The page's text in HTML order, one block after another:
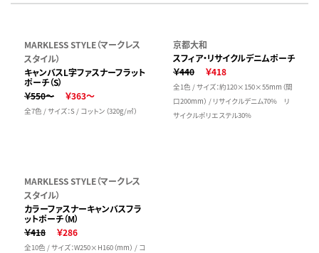
MARKLESS STYLE（マークレス
スタイル）
キャンバスL字ファスナーフラット
ポーチ（S）
￥550～
￥363～
全7色 / サイズ：S / コットン（320g/㎡）
京都大和
スフィア・リサイクルデニムポーチ
￥440
￥418
全1色 / サイズ：約120×150×55mm（間
口200mm） / リサイクルデニム70% リ
サイクルポリエステル30%
MARKLESS STYLE（マークレス
スタイル）
カラーファスナーキャンバスフラ
ットポーチ（M）
￥418
￥286
全10色 / サイズ：W250×H160（mm） / コ